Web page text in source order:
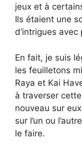
jeux et à
Ils étaient une
d’intrigues
En fait, je suis
les feuilletons
Raya et Kai
à traverser
nouveau sur
sur l’un ou
le faire.